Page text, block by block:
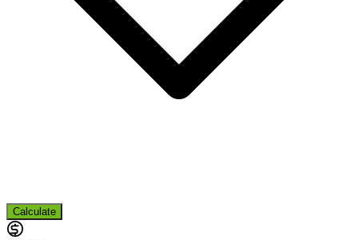
Calculate